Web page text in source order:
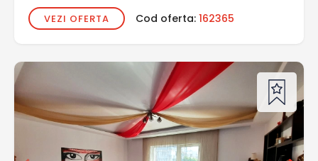
VEZI OFERTA
Cod oferta: 162365